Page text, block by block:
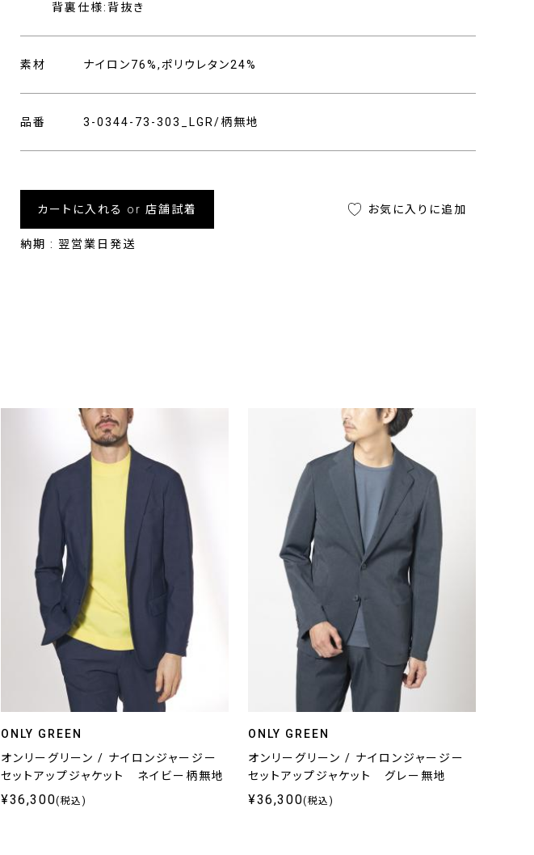
背裏仕様:背抜き
素材 ナイロン76%,ポリウレタン24%
品番 3-0344-73-303_LGR/柄無地
カートに入れる or 店舗試着
納期 : 翌営業日発送
お気に入りに追加
ONLY GREEN
オンリーグリーン / ナイロンジャージー
セットアップジャケット ネイビー柄無地
¥36,300(税込)
ONLY GREEN
オンリーグリーン / ナイロンジャージー
セットアップジャケット グレー無地
¥36,300(税込)